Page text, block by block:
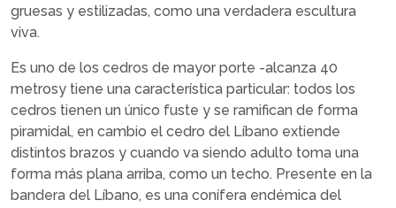
gruesas y estilizadas, como una verdadera escultura
viva.
Es uno de los cedros de mayor porte -alcanza 40
metrosy tiene una característica particular: todos los
cedros tienen un único fuste y se ramifican de forma
piramidal, en cambio el cedro del Líbano extiende
distintos brazos y cuando va siendo adulto toma una
forma más plana arriba, como un techo. Presente en la
bandera del Líbano, es una conífera endémica del